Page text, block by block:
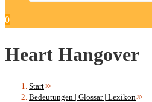
0
Heart Hangover
Start>>
Bedeutungen | Glossar | Lexikon>>